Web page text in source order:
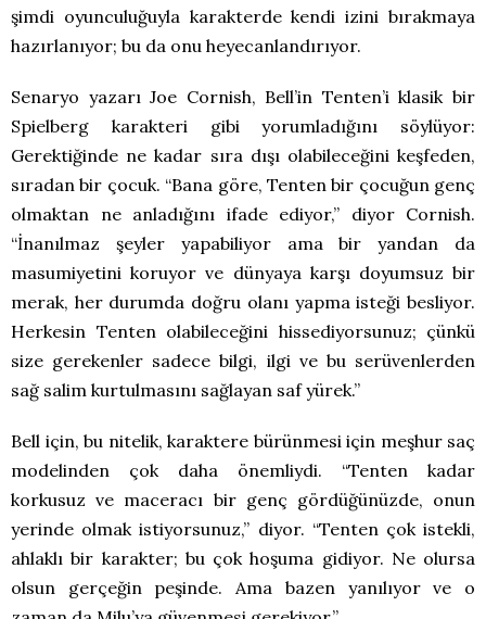
şimdi oyunculuğuyla karakterde kendi izini bırakmaya
hazırlanıyor; bu da onu heyecanlandırıyor.
Senaryo yazarı Joe Cornish, Bell’in Tenten’i klasik bir
Spielberg karakteri gibi yorumladığını söylüyor:
Gerektiğinde ne kadar sıra dışı olabileceğini keşfeden,
sıradan bir çocuk. “Bana göre, Tenten bir çocuğun genç
olmaktan ne anladığını ifade ediyor,” diyor Cornish.
“İnanılmaz şeyler yapabiliyor ama bir yandan da
masumiyetini koruyor ve dünyaya karşı doyumsuz bir
merak, her durumda doğru olanı yapma isteği besliyor.
Herkesin Tenten olabileceğini hissediyorsunuz; çünkü
size gerekenler sadece bilgi, ilgi ve bu serüvenlerden
sağ salim kurtulmasını sağlayan saf yürek.”
Bell için, bu nitelik, karaktere bürünmesi için meşhur saç
modelinden çok daha önemliydi. “Tenten kadar
korkusuz ve maceracı bir genç gördüğünüzde, onun
yerinde olmak istiyorsunuz,” diyor. “Tenten çok istekli,
ahlaklı bir karakter; bu çok hoşuma gidiyor. Ne olursa
olsun gerçeğin peşinde. Ama bazen yanılıyor ve o